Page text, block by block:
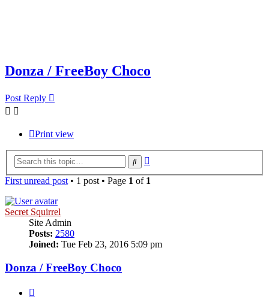
Donza / FreeBoy Choco
Post Reply
Print view
Search
First unread post• 1 post • Page 1 of 1
Secret Squirrel
Site Admin
Posts: 2580
Joined: Tue Feb 23, 2016 5:09 pm
Donza / FreeBoy Choco